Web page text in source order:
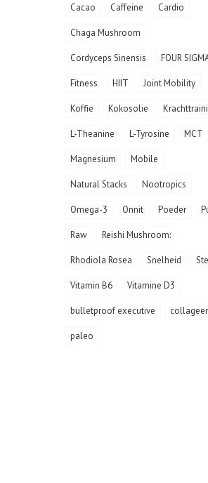
Cacao Caffeine Cardio
Chaga Mushroom
Cordyceps Sinensis FOUR
Fitness HIIT Joint Mobility
Koffie Kokosolie
L-Theanine L-Tyrosine MCT
Magnesium Mobile
Natural Stacks Nootropics
Omega-3 Onnit Poeder
Raw Reishi Mushroom:
Rhodiola Rosea Snelheid
Vitamin B6 Vitamine D3
bulletproof executive
paleo